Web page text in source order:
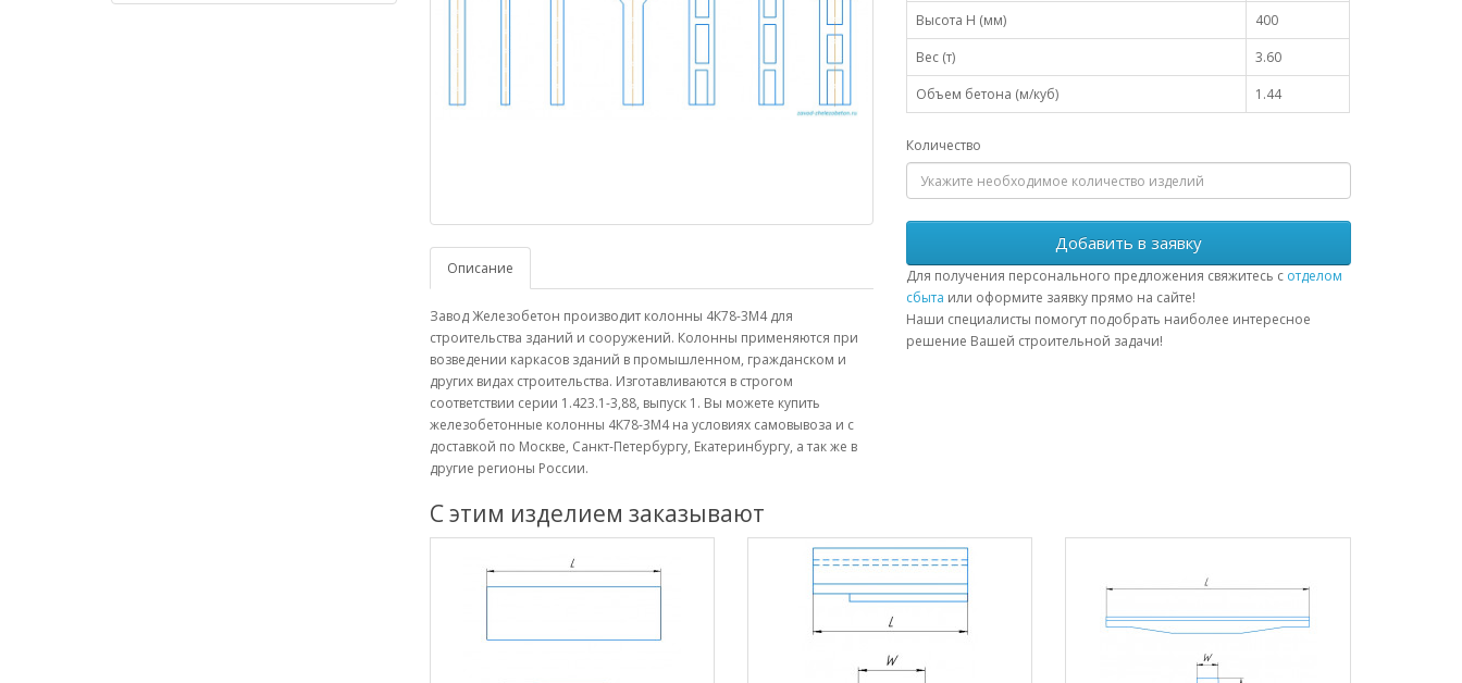
Описание
Завод Железобетон производит колонны 4К78-3М4 для
строительства зданий и сооружений. Колонны применяются при
возведении каркасов зданий в промышленном, гражданском и
других видах строительства. Изготавливаются в строгом
соответствии серии 1.423.1-3,88, выпуск 1. Вы можете купить
железобетонные колонны 4К78-3М4 на условиях самовывоза и с
доставкой по Москве, Санкт-Петербургу, Екатеринбургу, а так же в
другие регионы России.
Высота H (мм)
400
Вес (т)
3.60
Объем бетона (м/куб)
1.44
Количество
Добавить в заявку
Для получения персонального предложения свяжитесь с отделом
сбыта или оформите заявку прямо на сайте!
Наши специалисты помогут подобрать наиболее интересное
решение Вашей строительной задачи!
С этим изделием заказывают